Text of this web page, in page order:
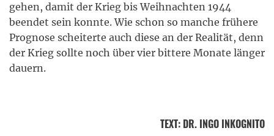
gehen, damit der Krieg bis Weihnachten 1944
beendet sein konnte. Wie schon so manche frühere
Prognose scheiterte auch diese an der Realität, denn
der Krieg sollte noch über vier bittere Monate länger
dauern.
TEXT: DR. INGO INKOGNITO